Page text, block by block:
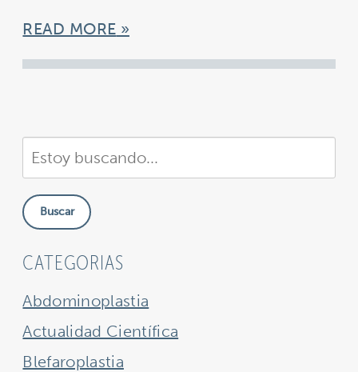
READ MORE
Buscar
en
nuestra
sitioBuscar
CATEGORIAS
Abdominoplastia
Actualidad Científica
Blefaroplastia